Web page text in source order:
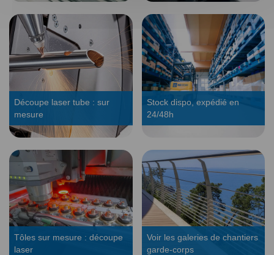
Découpe laser tube : sur
mesure
Stock dispo, expédié en
24/48h
Tôles sur mesure : découpe
laser
Voir les galeries de chantiers
garde-corps